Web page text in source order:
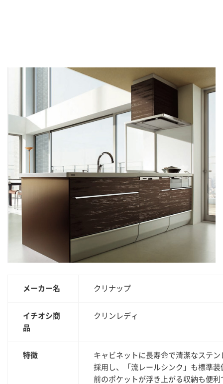
メーカー名 クリナップ
イチオシ商
品
クリンレディ
特徴
キャビネットに長寿命で清潔なステン
採用し、「流レールシンク」も標準装
前のポケットが浮き上がる収納も便利